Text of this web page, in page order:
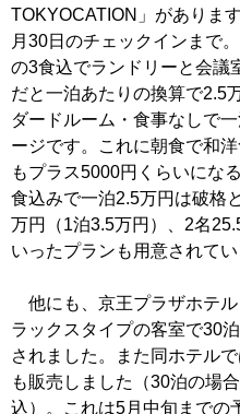
TOKYOCATION」がありま
月30日のチェックインまで
の3食込でランドリーと会議
だと一泊あたりの換算で2.5
ダードルーム・食事なしで
ージです。これに朝食で和
もプラス5000円くらいにな
食込みで一泊2.5万円は破格
万円（1泊3.5万円）、2名
いったプランも用意されてい
他にも、京王プラザホテ
ラックスタイプの客室で30
されました。また同ホテル
も販売しました（30泊の場
込）。これは5月中旬までの